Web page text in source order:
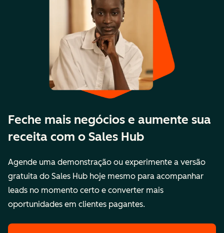
Feche mais negócios e aumente sua
receita com o Sales Hub
Agende uma demonstração ou experimente a versão
gratuita do Sales Hub hoje mesmo para acompanhar
leads no momento certo e converter mais
oportunidades em clientes pagantes.